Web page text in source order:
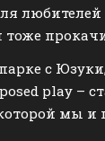
с
play –
мы и